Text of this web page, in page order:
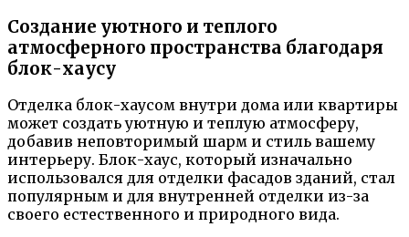
Создание уютного и теплого
атмосферного пространства благодаря
блок-хаусу
Отделка блок-хаусом внутри дома или квартиры
может создать уютную и теплую атмосферу,
добавив неповторимый шарм и стиль вашему
интерьеру. Блок-хаус, который изначально
использовался для отделки фасадов зданий, стал
популярным и для внутренней отделки из-за
своего естественного и природного вида.